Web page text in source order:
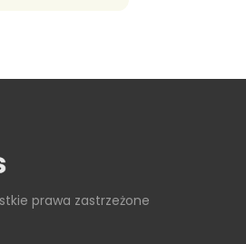
prawa zastrzeżone